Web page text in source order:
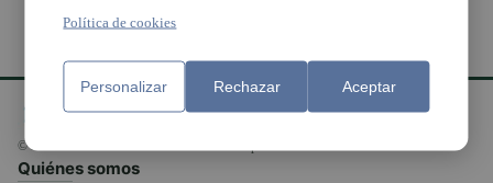
© El Meridiano L'Horta 2026 - Valencia - España
Quiénes somos
Política de cookies
Personalizar Rechazar Aceptar